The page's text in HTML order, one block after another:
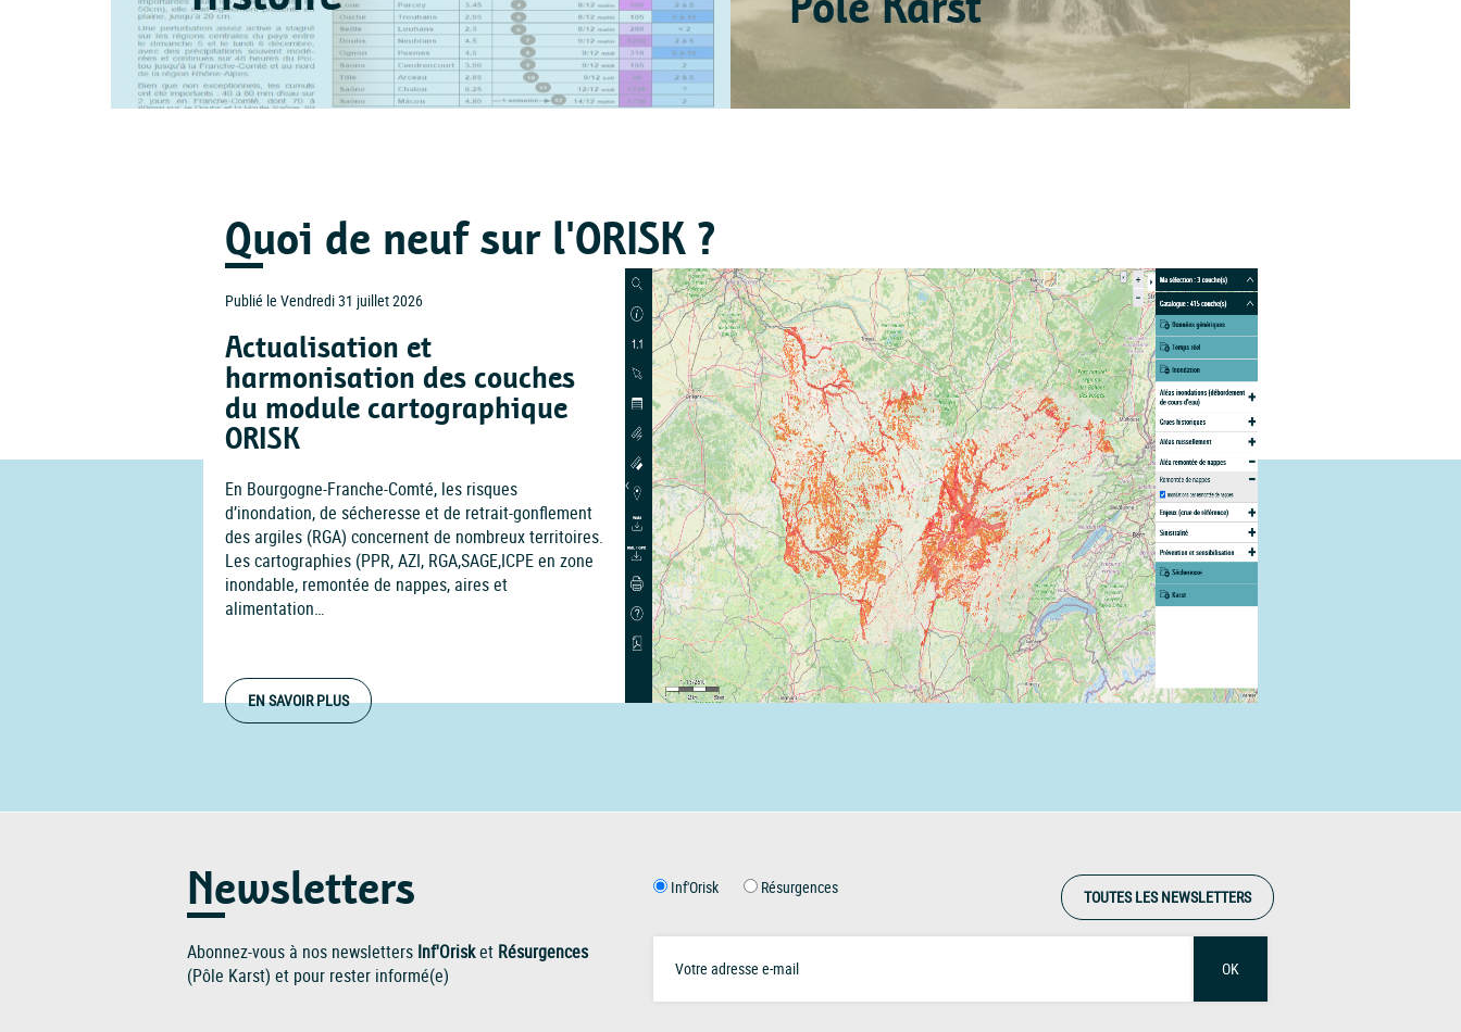
Quoi de neuf sur l'ORISK ?
Publié le Vendredi 31 juillet 2026
Actualisation et
harmonisation des couches
du module cartographique
ORISK
En Bourgogne-Franche-Comté, les risques
d’inondation, de sécheresse et de retrait-gonflement
des argiles (RGA) concernent de nombreux territoires.
Les cartographies (PPR, AZI, RGA,SAGE,ICPE en zone
inondable, remontée de nappes, aires et
alimentation…
EN SAVOIR PLUS
Newsletters
Abonnez-vous à nos newsletters Inf'Orisket Résurgences
(Pôle Karst) et pour rester informé(e)
Inf'Orisk Résurgences TOUTES LES NEWSLETTERS
OK